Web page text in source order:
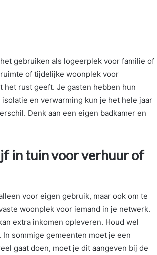
gebruiken als logeerplek voor familie of
of tijdelijke woonplek voor
rust geeft. Je gasten hebben hun
en verwarming kun je het hele jaar
Denk aan een eigen badkamer en
in tuin voor verhuur of
voor eigen gebruik, maar ook om te
woonplek voor iemand in je netwerk.
extra inkomen opleveren. Houd wel
sommige gemeenten moet je een
gaat doen, moet je dit aangeven bij de